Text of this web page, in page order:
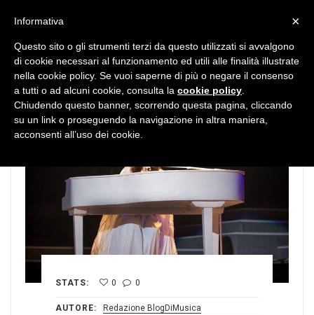
STATS: 0 0
AUTORE: Redazione BlogDiMusica
×
Informativa
Questo sito o gli strumenti terzi da questo utilizzati si avvalgono
di cookie necessari al funzionamento ed utili alle finalità illustrate
nella cookie policy. Se vuoi saperne di più o negare il consenso
a tutti o ad alcuni cookie, consulta la cookie policy
Chiudendo questo banner, scorrendo questa pagina, cliccando
su un link o proseguendo la navigazione in altra maniera,
acconsenti all’uso dei cookie.